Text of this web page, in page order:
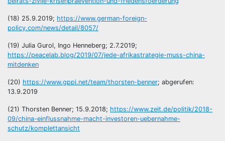
(18) 25.9.2019; https://www.german-foreign-
policy.com/news/detail/8057/
(19) Julia Gurol, Ingo Henneberg; 2.7.2019;
https://peacelab.blog/2019/07/jede-afrikastrategie-muss-china-
mitdenken
(20) https://www.gppi.net/team/thorsten-benner; abgerufen:
13.9.2019
(21) Thorsten Benner; 15.9.2018; https://www.zeit.de/politik/2018-
09/china-einflussnahme-macht-investoren-uebernahme-
schutz/komplettansicht